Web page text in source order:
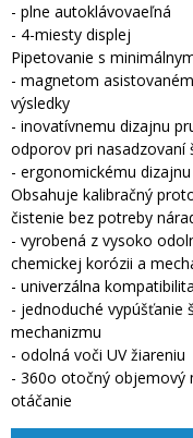
- plne autoklávovaeľná
- 4-miesty displej
Pipetovanie s
- magnetom
výsledky
- inovatívnemu dizajnu
odporov pri nasadzovaní
- ergonomickému
Obsahuje kalibračný
čistenie bez potreby
- vyrobená z vysoko
chemickej korózii a
- univerzálna
- jednoduché vypúšťanie
mechanizmu
- odolná voči UV žiareniu
- 360o otočný objemový
otáčanie